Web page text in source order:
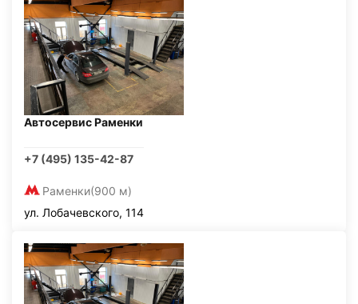
Автосервис Раменки
+7 (495) 135-42-87
Раменки(900 м)
ул. Лобачевского, 114